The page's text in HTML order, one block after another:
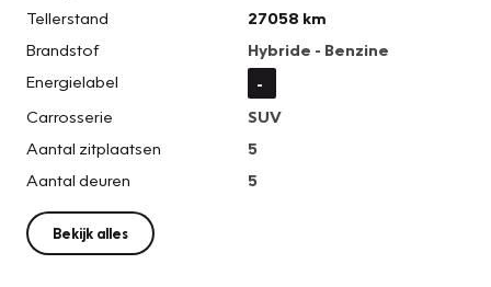
Tellerstand
27058 km
Brandstof
Hybride - Benzine
Energielabel
-
Carrosserie
SUV
Aantal zitplaatsen
5
Aantal deuren
5
Bekijk alles